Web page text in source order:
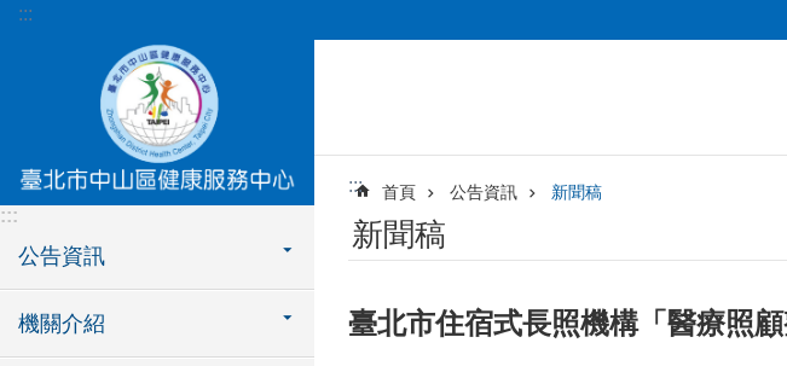
跳到主要內容區塊
:::
:::
公告資訊
機關介紹
::: 首頁 公告資訊 新聞稿
新聞稿
臺北市住宿式長照機構「醫療照